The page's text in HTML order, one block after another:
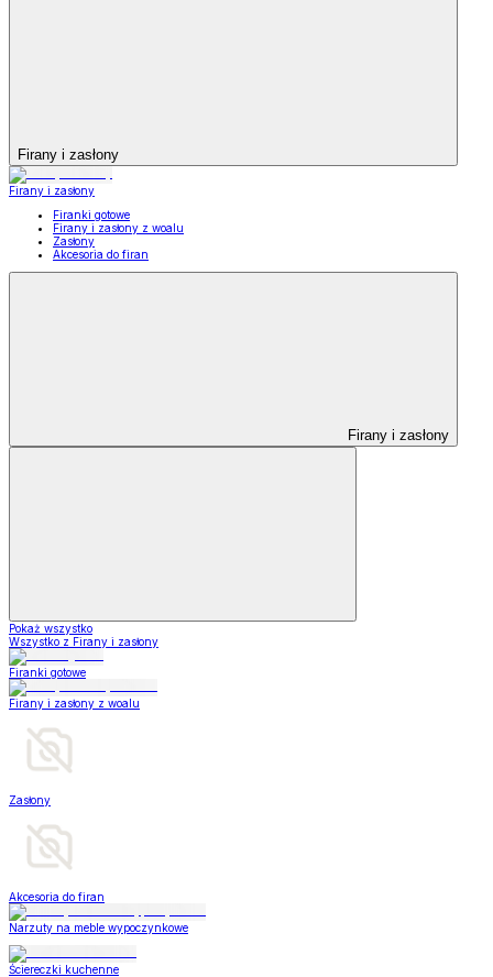
Firany i zasłony
Firany i zasłony
Firanki gotowe
Firany i zasłony z woalu
Zasłony
Akcesoria do firan
Firany i zasłony
Pokaż wszystko
Wszystko z Firany i zasłony
Firanki gotowe
Firany i zasłony z woalu
Zasłony
Akcesoria do firan
Narzuty na meble wypoczynkowe
Ściereczki kuchenne